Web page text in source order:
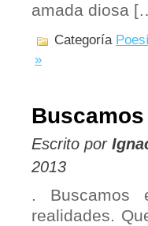
amada diosa
Categoría
»
Escrito por
2013
. Buscamos
realidades.